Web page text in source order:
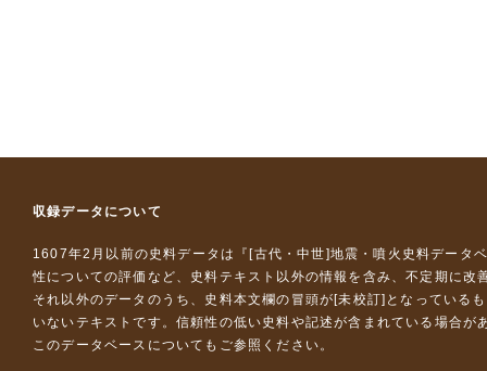
収録データについて
1607年2月以前の史料データは『 [古代・中世]地震・噴火史料データ
性についての評価など、史料テキスト以外の情報を含み、不定期に改
それ以外のデータのうち、史料本文欄の冒頭が[未校訂]となっている
いないテキストです。信頼性の低い史料や記述が含まれている場合が
このデータベースについて もご参照ください。